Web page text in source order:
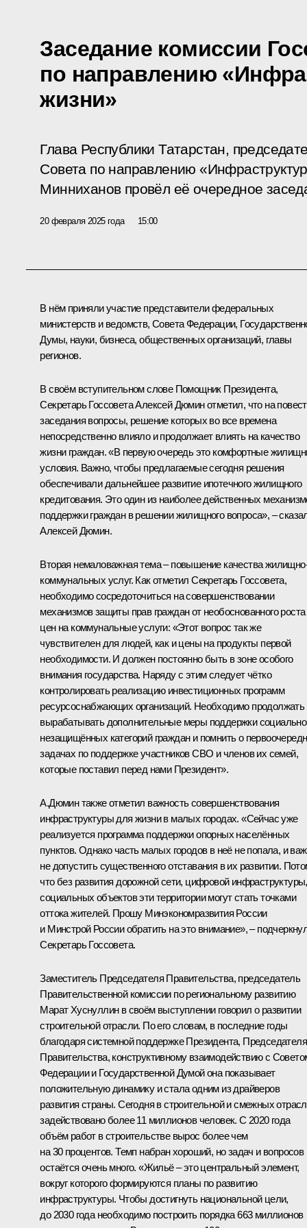
Заседание комиссии
по направлению
жизни»
Глава Республики Татарстан,
Совета по направлению
Минниханов провёл её очередное
20 февраля 2025 года 15:00
В нём приняли участие представители федеральных
министерств и ведомств, Совета Федерации,
Думы, науки, бизнеса, общественных организаций, главы
регионов.
В своём вступительном слове Помощник Президента,
Секретарь ГоссоветаАлексей Дюминотметил, что на
заседания вопросы, решение которых во все времена
непосредственно влияло и продолжает влиять на качество
жизни граждан. «В первую очередь это комфортные
условия. Важно, чтобы предлагаемые сегодня решения
обеспечивали дальнейшее развитие ипотечного жилищного
кредитования. Это один из наиболее действенных
поддержки граждан в решении жилищного вопроса», –
Алексей Дюмин.
Вторая немаловажная тема – повышение качества
коммунальных услуг. Как отметил Секретарь Госсовета,
необходимо сосредоточиться на совершенствовании
механизмов защиты прав граждан от необоснованного роста
цен на коммунальные услуги: «Этот вопрос так же
чувствителен для людей, как и цены на продукты первой
необходимости. И должен постоянно быть в зоне особого
внимания государства. Наряду с этим следует чётко
контролировать реализацию инвестиционных программ
ресурсоснабжающих организаций. Необходимо продолжать
вырабатывать дополнительные меры поддержки социально
незащищённых категорий граждан и помнить о
задачах по поддержке участников СВО и членов их семей,
которые поставил перед нами Президент».
А.Дюмин также отметил важность совершенствования
инфраструктуры для жизни в малых городах. «Сейчас уже
реализуется программа поддержки опорных населённых
пунктов. Однако часть малых городов в неё не попала, и
не допустить существенного отставания в их развитии.
что без развития дорожной сети, цифровой инфраструктуры,
социальных объектов эти территории могут стать точками
оттока жителей. Прошу Минэкономразвития России
и Минстрой России обратить на это внимание», –
Секретарь Госсовета.
Заместитель Председателя Правительства, председатель
Правительственной комиссии по региональному развитию
Марат Хуснуллинв своём выступлении говорил о развитии
строительной отрасли. По его словам, в последние годы
благодаря системной поддержке Президента, Председателя
Правительства, конструктивному взаимодействию с
Федерации и Государственной Думой она показывает
положительную динамику и стала одним из драйверов
развития страны. Сегодня в строительной и смежных
задействовано более 11 миллионов человек. C 2020 года
объём работ в строительстве вырос более чем
на 30 процентов. Темп набран хороший, но задач и вопросов
остаётся очень много. «Жильё – это центральный элемент,
вокруг которого формируются планы по развитию
инфраструктуры. Чтобы достигнуть национальной цели,
до 2030 года необходимо построить порядка 663 миллионов